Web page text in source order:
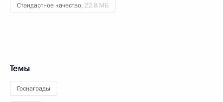
Стандартное качество, 22.8 МБ
Темы
Госнаграды